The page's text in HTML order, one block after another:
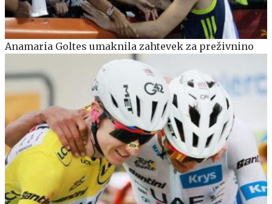
Anamaria Goltes umaknila zahtevek za preživnino